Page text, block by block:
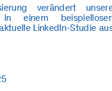
verändert
in einem
LinkedIn-Studie